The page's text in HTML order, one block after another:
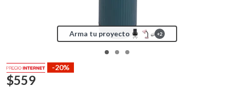
Arma tu proyecto +2
-20%
$559